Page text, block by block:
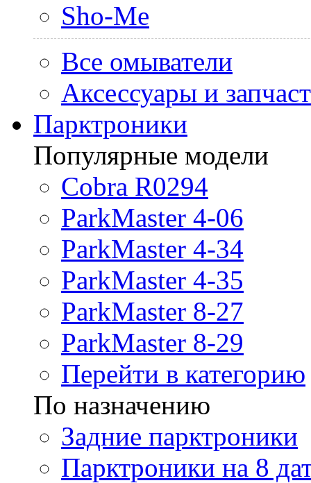
Sho-Me
Все омыватели
Аксессуары и
Парктроники
Популярные модели
Cobra R0294
ParkMaster 4-06
ParkMaster 4-34
ParkMaster 4-35
ParkMaster 8-27
ParkMaster 8-29
Перейти в категорию
По назначению
Задние парктроники
Парктроники на 8